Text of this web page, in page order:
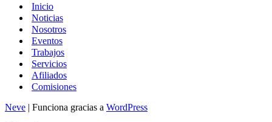
Inicio
Noticias
Nosotros
Eventos
Trabajos
Servicios
Afiliados
Comisiones
Neve | Funciona gracias a WordPress